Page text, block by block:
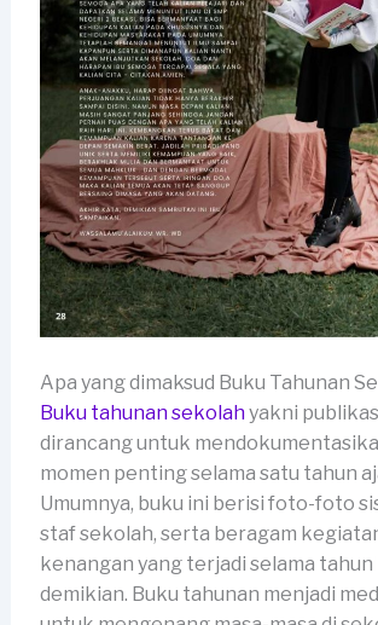
Apa yang dimaksud Buku Tahunan
Buku tahunan sekolahyakni
dirancang untuk
momen penting selama satu tahun
Umumnya, buku ini berisi foto-foto
staf sekolah, serta beragam
kenangan yang terjadi selama tahun
demikian. Buku tahunan menjadi